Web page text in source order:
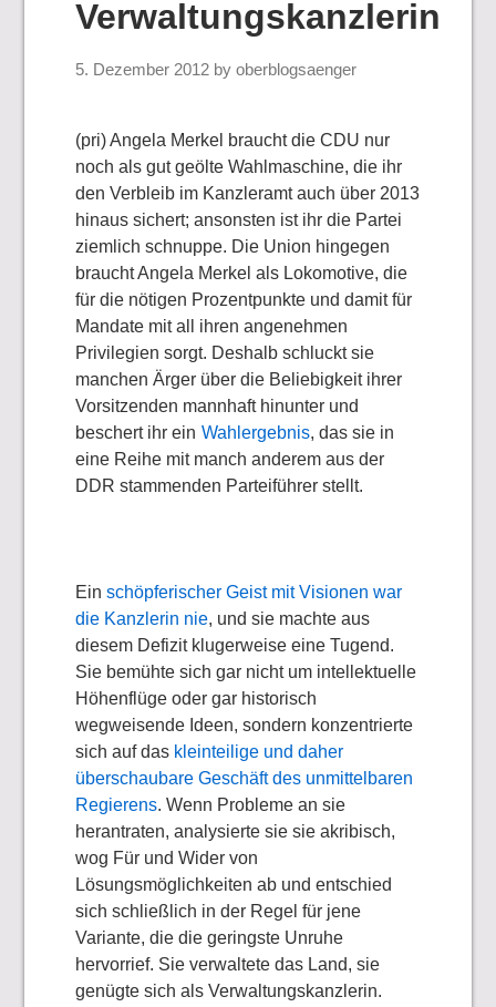
Verwaltungskanzlerin
5. Dezember 2012 byoberblogsaenger
(pri) Angela Merkel braucht die CDU nur
noch als gut geölte Wahlmaschine, die ihr
den Verbleib im Kanzleramt auch über 2013
hinaus sichert; ansonsten ist ihr die Partei
ziemlich schnuppe. Die Union hingegen
braucht Angela Merkel als Lokomotive, die
für die nötigen Prozentpunkte und damit für
Mandate mit all ihren angenehmen
Privilegien sorgt. Deshalb schluckt sie
manchen Ärger über die Beliebigkeit ihrer
Vorsitzenden mannhaft hinunter und
beschert ihr ein Wahlergebnis, das sie in
eine Reihe mit manch anderem aus der
DDR stammenden Parteiführer stellt.
Einschöpferischer Geist mit Visionen war
die Kanzlerin nie, und sie machte aus
diesem Defizit klugerweise eine Tugend.
Sie bemühte sich gar nicht um intellektuelle
Höhenflüge oder gar historisch
wegweisende Ideen, sondern konzentrierte
sich auf das kleinteilige und daher
überschaubare Geschäft des unmittelbaren
Regierens. Wenn Probleme an sie
herantraten, analysierte sie sie akribisch,
wog Für und Wider von
Lösungsmöglichkeiten ab und entschied
sich schließlich in der Regel für jene
Variante, die die geringste Unruhe
hervorrief. Sie verwaltete das Land, sie
genügte sich als Verwaltungskanzlerin.